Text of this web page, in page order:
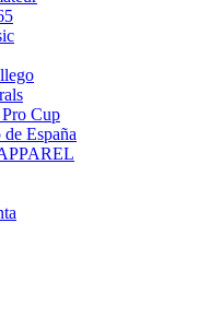
Cup
España